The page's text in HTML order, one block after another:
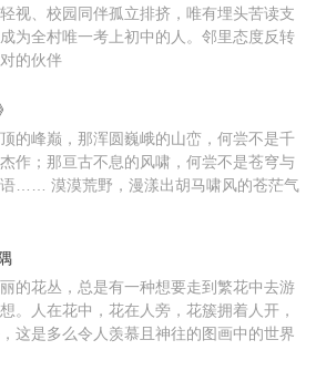
视、校园同伴孤立排挤，唯有埋头苦读支
为全村唯一考上初中的人。邻里态度反转
的伙伴
的峰巅，那浑圆巍峨的山峦，何尝不是千
作；那亘古不息的风啸，何尝不是苍穹与
…… 漠漠荒野，漫漾出胡马啸风的苍茫气
的花丛，总是有一种想要走到繁花中去游
。人在花中，花在人旁，花簇拥着人开，
这是多么令人羡慕且神往的图画中的世界